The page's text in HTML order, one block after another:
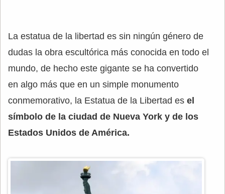
La estatua de la libertad es sin ningún género de
dudas la obra escultórica más conocida en todo el
mundo, de hecho este gigante se ha convertido
en algo más que en un simple monumento
conmemorativo, la Estatua de la Libertad es el
símbolo de la ciudad de Nueva York y de los
Estados Unidos de América.